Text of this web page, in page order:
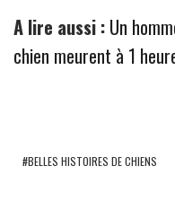
A lire aussi : Un
chien meurent à 1
BELLES HISTOIRES DE CHIENS